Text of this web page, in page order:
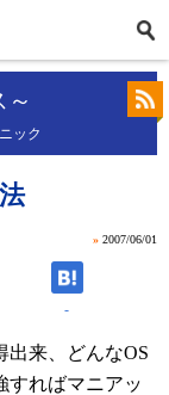
ック
» 2007/06/01
-
出来、どんなOS
すればマニアッ